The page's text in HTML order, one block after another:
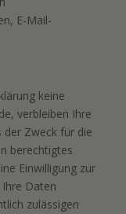
E-Mail-
keine
verbleiben Ihre
der Zweck für die
berechtigtes
Einwilligung zur
Daten
zulässigen